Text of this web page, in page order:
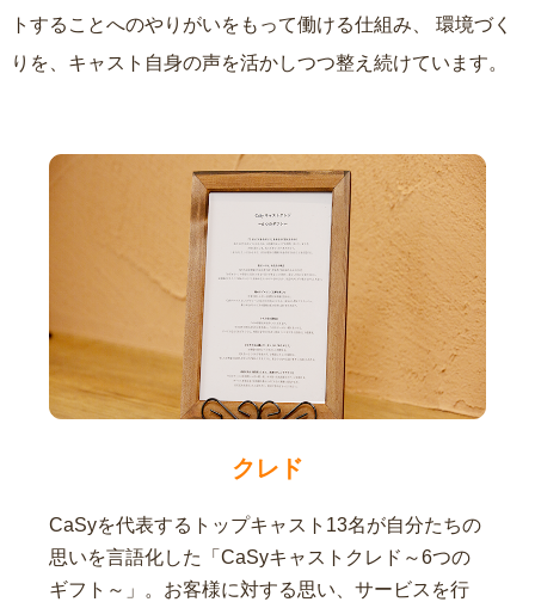
トすることへのやりがいをもって働ける仕組み、
りを、キャスト自身の声を活かしつつ整え続けています。
クレド
CaSyを代表するトップキャスト13名が自分たちの
思いを言語化した「CaSyキャストクレド～6つの
ギフト～」。お客様に対する思い、サービスを行